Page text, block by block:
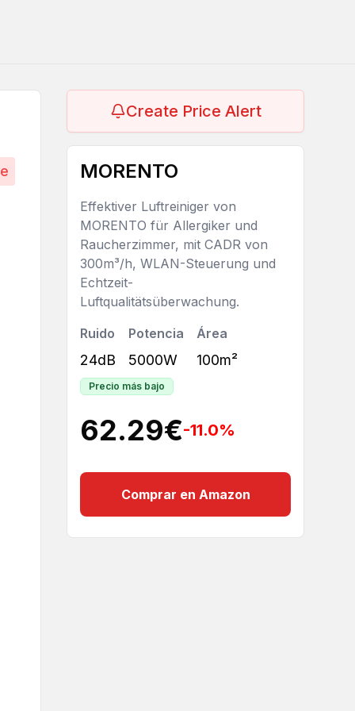
Create Price Alert
MORENTO
Effektiver Luftreiniger von
MORENTO für Allergiker und
Raucherzimmer, mit CADR von
300m³/h, WLAN-Steuerung und
Echtzeit-
Luftqualitätsüberwachung.
Ruido
24dB
Potencia
5000W
Área
100m²
Precio más bajo
62.29€-11.0%
Comprar en Amazon